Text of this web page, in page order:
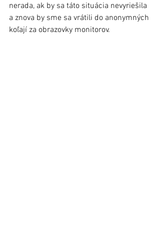
nerada, ak by sa táto situácia nevyriešila
a znova by sme sa vrátili do anonymných
koľají za obrazovky monitorov.